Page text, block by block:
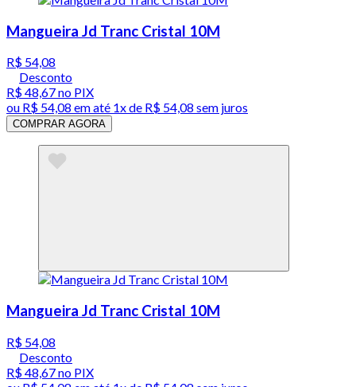
Mangueira Jd Tranc Cristal 10M
R$ 54,08
Desconto
R$ 48,67no PIX
ou R$ 54,08 em até 1x de R$ 54,08 sem juros
COMPRAR AGORA
Mangueira Jd Tranc Cristal 10M
R$ 54,08
Desconto
R$ 48,67no PIX